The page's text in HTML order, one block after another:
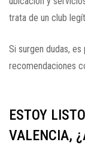
trata de un club
Si surgen dudas,
recomendaciones
ESTOY
VALENCIA,